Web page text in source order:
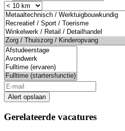
Alert opslaan
Gerelateerde vacatures